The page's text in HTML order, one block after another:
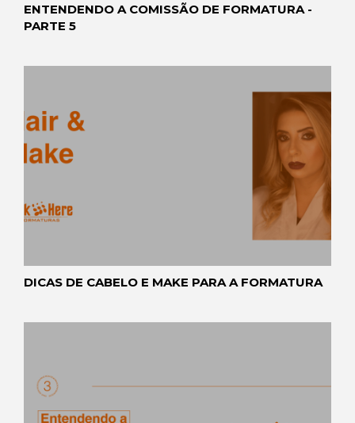
ENTENDENDO A COMISSÃO DE FORMATURA -
PARTE 5
DICAS DE CABELO E MAKE PARA A FORMATURA